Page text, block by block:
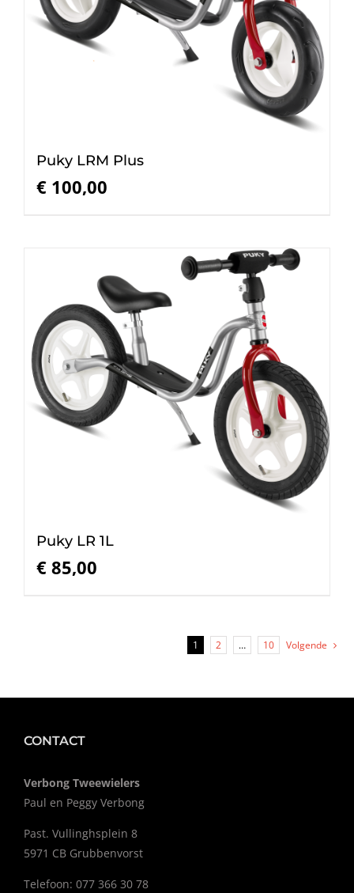
Puky LRM Plus
€ 100,00
Puky LR 1L
€ 85,00
1 2 … 10 Volgende
CONTACT
Verbong Tweewielers
Paul en Peggy Verbong
Past. Vullinghsplein 8
5971 CB Grubbenvorst
Telefoon: 077 366 30 78